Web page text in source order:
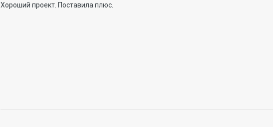
Хороший проект. Поставила плюс.